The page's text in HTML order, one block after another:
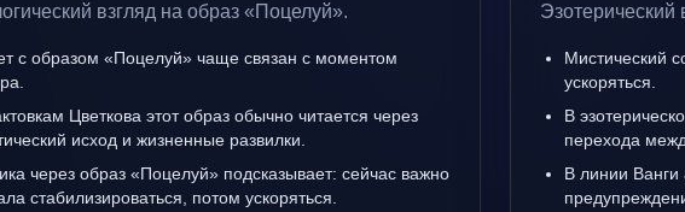
взгляд на образ «Поцелуй».
с образом «Поцелуй» чаще связан с моментом
Цветкова этот образ обычно читается через
исход и жизненные развилки.
через образ «Поцелуй» подсказывает: сейчас важно
стабилизироваться, потом ускоряться.
Эзотерический
Мистический
ускоряться.
В
перехода
В линии Ванги